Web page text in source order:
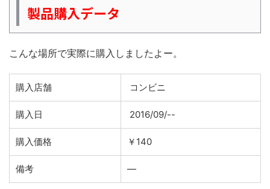
製品購入データ
こんな場所で実際に購入しましたよー。
購入店舗 コンビニ
購入日 2016/09/--
購入価格 ￥140
備考 ―